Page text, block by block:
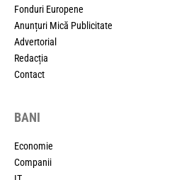
Fonduri Europene
Anunțuri Mică Publicitate
Advertorial
Redacția
Contact
BANI
Economie
Companii